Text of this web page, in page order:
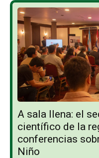
A sala llena: el
científico de la
conferencias
Niño